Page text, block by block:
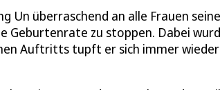
Un überraschend an alle Frauen
Geburtenrate zu stoppen. Dabei
Auftritts tupft er sich immer